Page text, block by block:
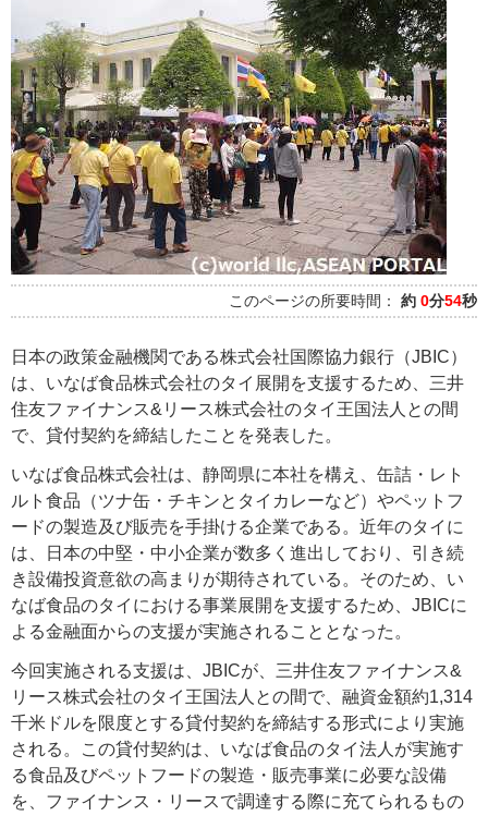
このページの所要時間： 約 0分54秒
日本の政策金融機関である株式会社国際協力銀行（JBIC）
は、いなば食品株式会社のタイ展開を支援するため、三井
住友ファイナンス&リース株式会社のタイ王国法人との間
で、貸付契約を締結したことを発表した。
いなば食品株式会社は、静岡県に本社を構え、缶詰・レト
ルト食品（ツナ缶・チキンとタイカレーなど）やペットフ
ードの製造及び販売を手掛ける企業である。近年のタイに
は、日本の中堅・中小企業が数多く進出しており、引き続
き設備投資意欲の高まりが期待されている。そのため、い
なば食品のタイにおける事業展開を支援するため、JBICに
よる金融面からの支援が実施されることとなった。
今回実施される支援は、JBICが、三井住友ファイナンス&
リース株式会社のタイ王国法人との間で、融資金額約1,314
千米ドルを限度とする貸付契約を締結する形式により実施
される。この貸付契約は、いなば食品のタイ法人が実施す
る食品及びペットフードの製造・販売事業に必要な設備
を、ファイナンス・リースで調達する際に充てられるもの